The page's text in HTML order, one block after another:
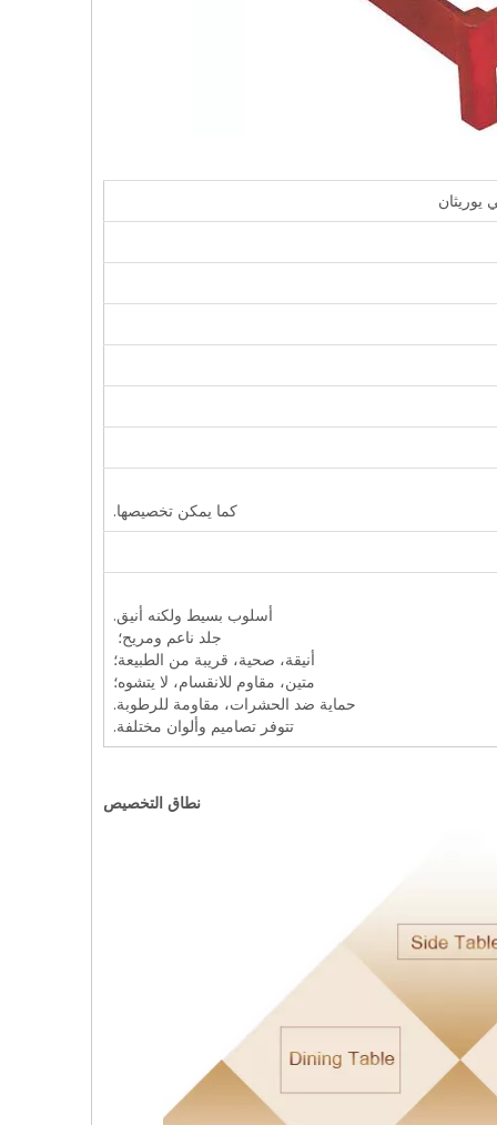
يوريثان
كما يمكن تخصيصها.
أسلوب بسيط ولكنه أنيق.
جلد ناعم ومريح؛
أنيقة، صحية، قريبة من الطبيعة؛
متين، مقاوم للانقسام، لا يتشوه؛
حماية ضد الحشرات، مقاومة للرطوبة.
تتوفر تصاميم وألوان مختلفة.
نطاق التخصيص